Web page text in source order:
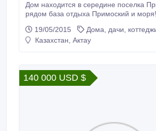
Дом находится в середине поселка
рядом база отдыха Примоский и
8778 44 666 42 Общая плошадь
19/05/2015
Дома, дачи,
Казахстан, Актау
140 000 USD $